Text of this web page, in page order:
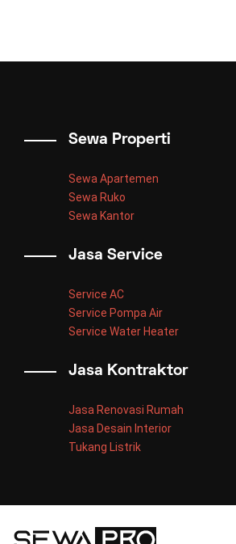
Sewa Properti
Sewa Apartemen
Sewa Ruko
Sewa Kantor
Jasa Service
Service AC
Service Pompa Air
Service Water Heater
Jasa Kontraktor
Jasa Renovasi Rumah
Jasa Desain Interior
Tukang Listrik